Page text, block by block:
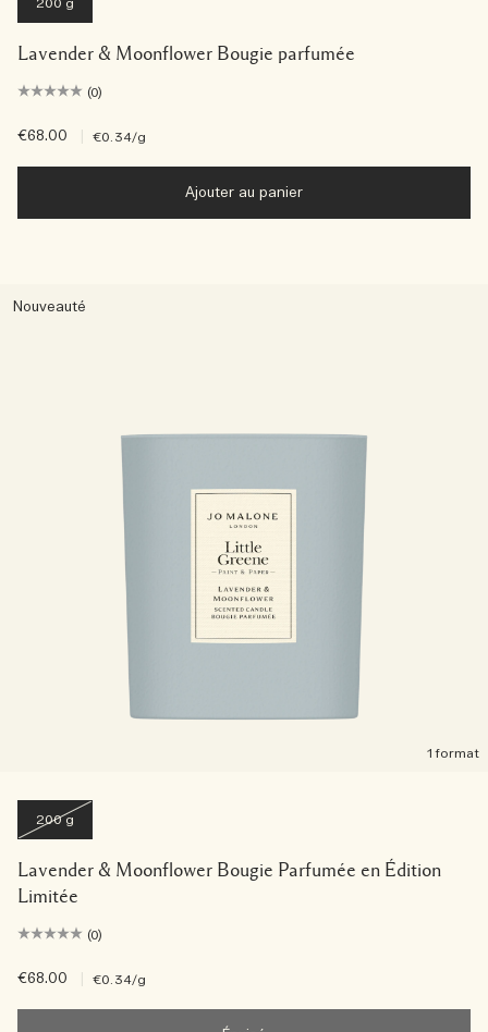
Lavender & Moonflower Bougie parfumée
(0)
€68.00 €0.34/g
Ajouter au panier
Nouveauté
1 format
200 g
Lavender & Moonflower Bougie Parfumée en Édition
Limitée
(0)
€68.00 €0.34/g